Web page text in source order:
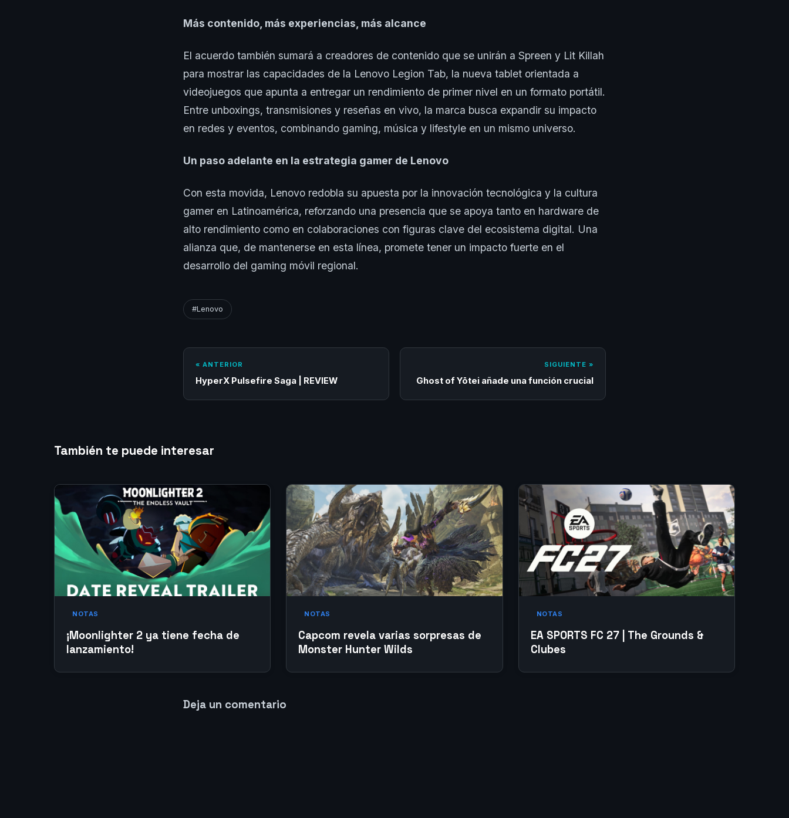
Más contenido, más experiencias, más alcance
El acuerdo también sumará a creadores de contenido que se unirán a Spreen y Lit Killah
para mostrar las capacidades de la Lenovo Legion Tab, la nueva tablet orientada a
videojuegos que apunta a entregar un rendimiento de primer nivel en un formato portátil.
Entre unboxings, transmisiones y reseñas en vivo, la marca busca expandir su impacto
en redes y eventos, combinando gaming, música y lifestyle en un mismo universo.
Un paso adelante en la estrategia gamer de Lenovo
Con esta movida, Lenovo redobla su apuesta por la innovación tecnológica y la cultura
gamer en Latinoamérica, reforzando una presencia que se apoya tanto en hardware de
alto rendimiento como en colaboraciones con figuras clave del ecosistema digital. Una
alianza que, de mantenerse en esta línea, promete tener un impacto fuerte en el
desarrollo del gaming móvil regional.
#Lenovo
« ANTERIOR
HyperX Pulsefire Saga | REVIEW
SIGUIENTE »
Ghost of Yōtei añade una función crucial
También te puede interesar
NOTAS
¡Moonlighter 2 ya tiene fecha de
lanzamiento!
NOTAS
Capcom revela varias sorpresas de
Monster Hunter Wilds
NOTAS
EA SPORTS FC 27 | The Grounds &
Clubes
Deja un comentario